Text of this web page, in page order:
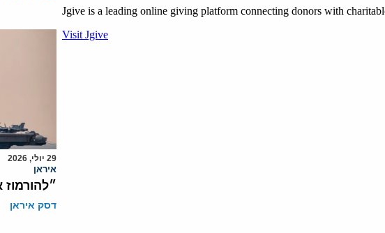
29 יולי, 2026
איראן
דסק איראן